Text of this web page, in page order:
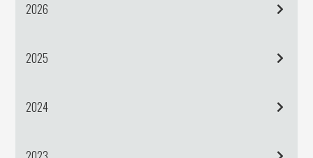
2026
2025
2024